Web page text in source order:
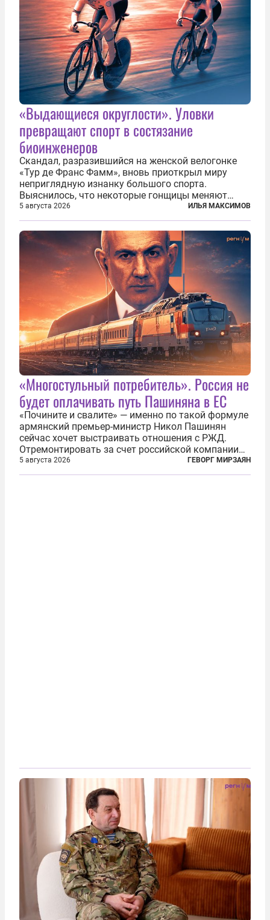
«Выдающиеся округлости». Уловки
превращают спорт в состязание
биоинженеров
Скандал, разразившийся на женской велогонке
«Тур де Франс Фамм», вновь приоткрыл миру
неприглядную изнанку большого спорта.
Выяснилось, что некоторые гонщицы меняют
размер груди ради улучшения аэродинамики. За
фасадом труда, мастерства, упорства и
благородства, которые мы привыкли
ассоциировать с...
5 августа 2026 ИЛЬЯ МАКСИМОВ
«Многостульный потребитель». Россия не
будет оплачивать путь Пашиняна в ЕС
«Почините и свалите» — именно по такой формуле
армянский премьер-министр Никол Пашинян
сейчас хочет выстраивать отношения с РЖД.
Отремонтировать за счет российской компании
железнодорожную инфраструктуру в районе
прохождения TRIPP (коридора, который должен
5 августа 2026 ГЕВОРГ МИРЗАЯН